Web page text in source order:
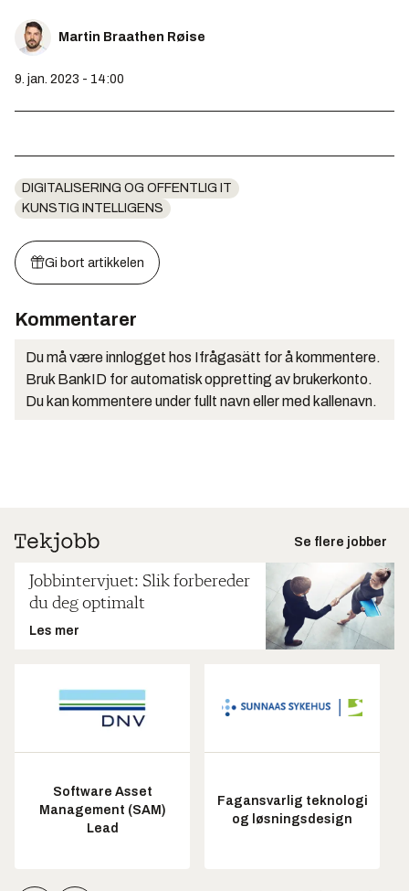
Martin Braathen Røise
9. jan. 2023 - 14:00
DIGITALISERING OG OFFENTLIG IT
KUNSTIG INTELLIGENS
Gi bort artikkelen
Kommentarer
Du må være innlogget hos Ifrågasätt for å kommentere.
Bruk BankID for automatisk oppretting av brukerkonto.
Du kan kommentere under fullt navn eller med kallenavn.
Se flere jobber
Jobbintervjuet: Slik forbereder
du deg optimalt
Les mer
Software Asset
Management (SAM)
Lead
Fagansvarlig teknologi
og løsningsdesign